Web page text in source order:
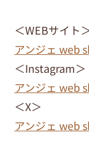
＜WEBサイト
アンジェ web
＜Instagram＞
アンジェ web
＜X＞
アンジェ web